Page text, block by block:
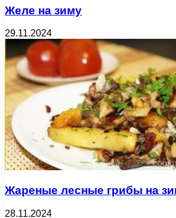
Желе на зиму
29.11.2024
Жареные лесные грибы на
28.11.2024